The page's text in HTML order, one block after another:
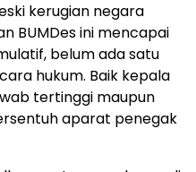
kerugian negara
BUMDes ini mencapai
belum ada satu
hukum. Baik kepala
tertinggi maupun
aparat penegak